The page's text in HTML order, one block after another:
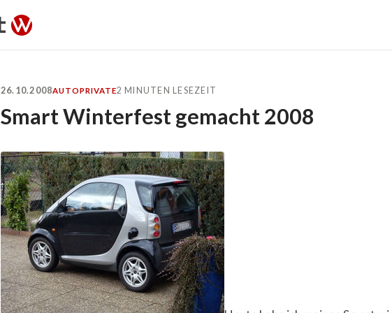
26.10.2008AUTOPRIVATE2 MINUTEN LESEZEIT
Smart Winterfest gemacht 2008